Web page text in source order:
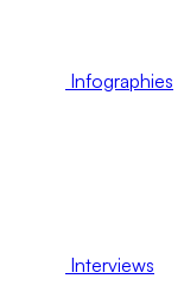
Infographies
Interviews